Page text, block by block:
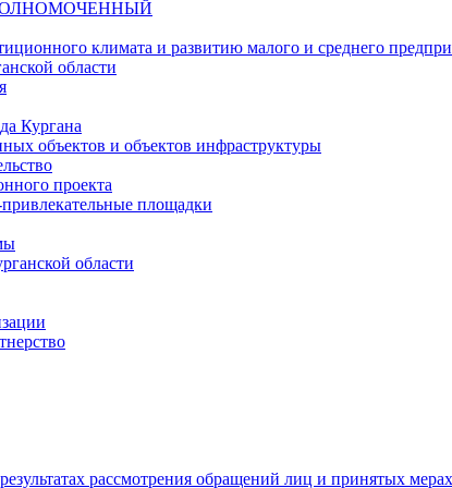
климата и развитию малого и среднего
области
Кургана
объектов и объектов инфраструктуры
проекта
площадки
области
рассмотрения обращений лиц и принятых мерах